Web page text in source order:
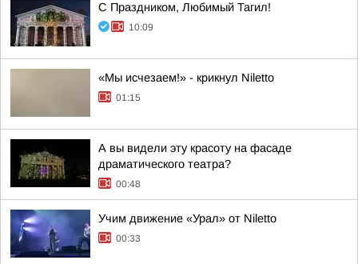
С Праздником, Любимый Тагил!
10:09
«Мы исчезаем!» - крикнул Niletto
01:15
А вы видели эту красоту на фасаде
драматического театра?
00:48
Учим движение «Урал» от Niletto
00:33